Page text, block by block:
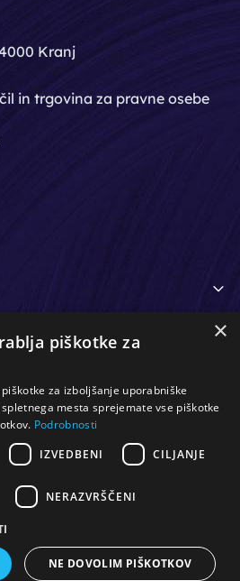
Kranj
in trgovina za pravne osebe
& nohti / Orodje - kozmetično /
& zaščita / Ostalo
Produkcija:PNV d.o.o.
×
piškotke za
za izboljšanje uporabniške
mesta sprejemate vse piškotke
Podrobnosti
IZVEDBENI CILJANJE
NERAZVRŠČENI
NE DOVOLIM PIŠKOTKOV